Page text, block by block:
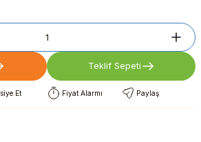
Teklif Sepeti
Et Fiyat Alarmı Paylaş